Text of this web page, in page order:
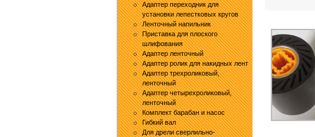
Адаптер переходник для
установки лепестковых кругов
Ленточный напильник
Приставка для плоского
шлифования
Адаптер ленточный
Адаптер ролик для накидных лент
Адаптер трехроликовый,
ленточный
Адаптер четырехроликовый,
ленточный
Комплект барабан и насос
Гибкий вал
Для дрели сверлильно-